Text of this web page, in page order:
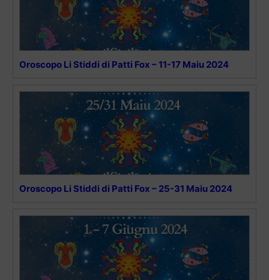
Oroscopo Li Stiddi di Patti Fox – 11-17 Maiu 2024
Oroscopo Li Stiddi di Patti Fox – 25-31 Maiu 2024